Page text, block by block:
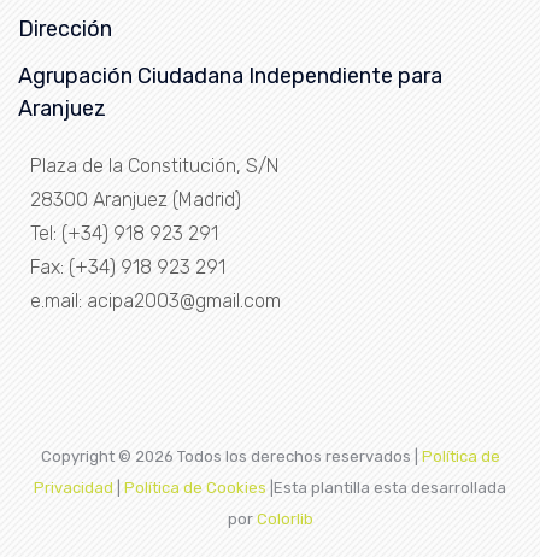
Dirección
Agrupación Ciudadana Independiente para
Aranjuez
Plaza de la Constitución, S/N
28300 Aranjuez (Madrid)
Tel: (+34) 918 923 291
Fax: (+34) 918 923 291
e.mail: acipa2003@gmail.com
Copyright © 2026 Todos los derechos reservados | Política de
Privacidad
Política de Cookies |Esta plantilla esta desarrollada
por Colorlib